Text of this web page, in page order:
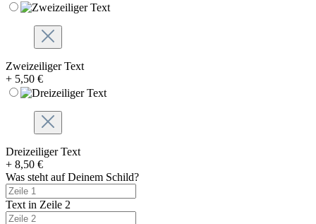
Zweizeiliger Text
+ 5,50 €
Dreizeiliger Text
+ 8,50 €
Was steht auf Deinem Schild?
Text in Zeile 2